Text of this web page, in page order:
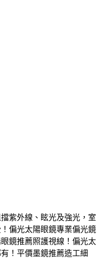
紫外線、眩光及強光，室
偏光太陽眼鏡專業偏光鏡
鏡推薦照護視線！偏光太
！平價墨鏡推薦造工細